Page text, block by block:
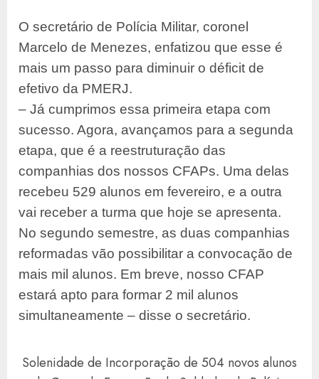
O secretário de Polícia Militar, coronel
Marcelo de Menezes, enfatizou que esse é
mais um passo para diminuir o déficit de
efetivo da PMERJ.
– Já cumprimos essa primeira etapa com
sucesso. Agora, avançamos para a segunda
etapa, que é a reestruturação das
companhias dos nossos CFAPs. Uma delas
recebeu 529 alunos em fevereiro, e a outra
vai receber a turma que hoje se apresenta.
No segundo semestre, as duas companhias
reformadas vão possibilitar a convocação de
mais mil alunos. Em breve, nosso CFAP
estará apto para formar 2 mil alunos
simultaneamente – disse o secretário.
Solenidade de Incorporação de 504 novos alunos